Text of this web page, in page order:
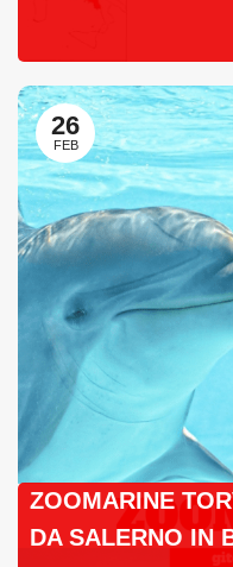
26
FEB
ZOOMARINE
DA SALERNO IN